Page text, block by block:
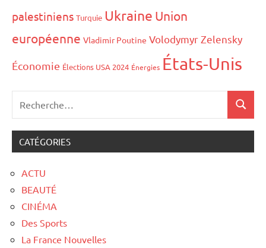
palestiniens Turquie Ukraine Union
européenne Vladimir Poutine Volodymyr Zelensky
Économie Élections USA 2024 Énergies États-Unis
CATÉGORIES
ACTU
BEAUTÉ
CINÉMA
Des Sports
La France Nouvelles